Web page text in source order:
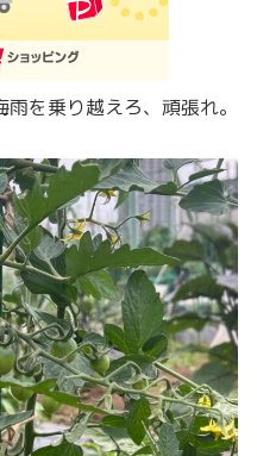
を乗り越えろ、頑張れ。